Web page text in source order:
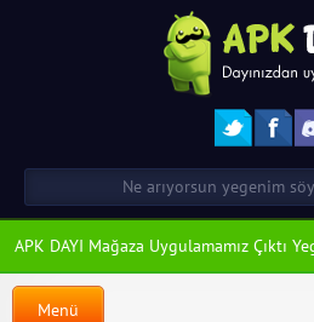
APK DAYI Mağaza Uygulamamız Çıktı
Menü